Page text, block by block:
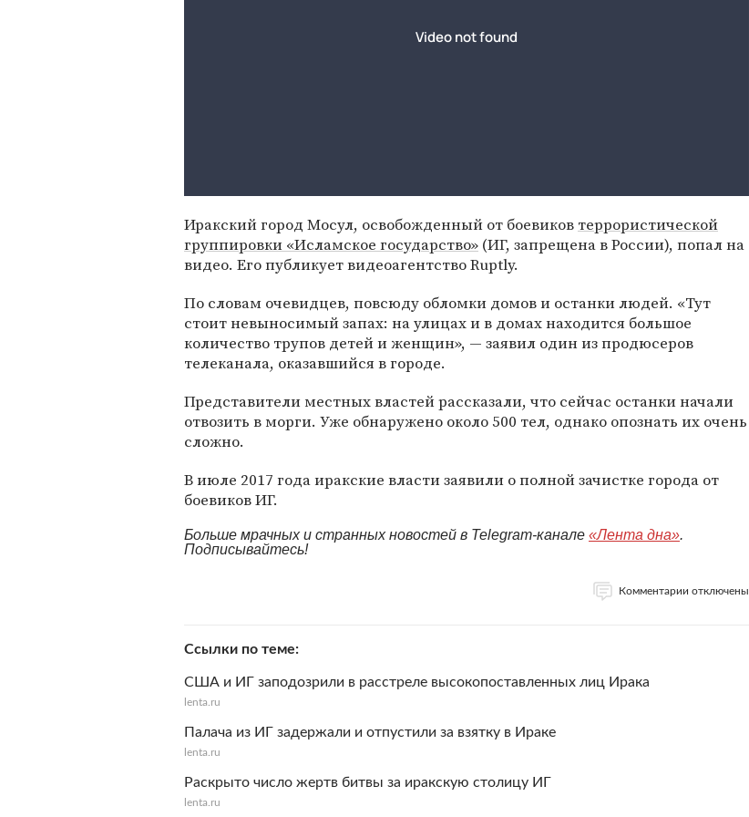
Иракский город Мосул, освобожденный от боевиков террористической
группировки «Исламское государство» (ИГ, запрещена в России), попал на
видео. Его публикует видеоагентство Ruptly.
По словам очевидцев, повсюду обломки домов и останки людей. «Тут
стоит невыносимый запах: на улицах и в домах находится большое
количество трупов детей и женщин», — заявил один из продюсеров
телеканала, оказавшийся в городе.
Представители местных властей рассказали, что сейчас останки начали
отвозить в морги. Уже обнаружено около 500 тел, однако опознать их очень
сложно.
В июле 2017 года иракские власти заявили о полной зачистке города от
боевиков ИГ.
Больше мрачных и странных новостей в Telegram-канале «Лента дна».
Подписывайтесь!
Комментарии отключены
Ссылки по теме
США и ИГ заподозрили в расстреле высокопоставленных лиц Ирака
lenta.ru
Палача из ИГ задержали и отпустили за взятку в Ираке
lenta.ru
Раскрыто число жертв битвы за иракскую столицу ИГ
lenta.ru